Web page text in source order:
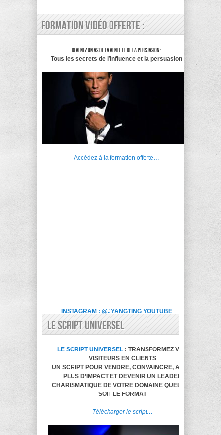
Formation vidéo offerte :
Devenez un as de la vente et de la persuasion :
Tous les secrets de l’influence et la persuasion
Accédez à la formation offerte…
INSTAGRAM : @JYANGTING YOUTUBE
LE SCRIPT UNIVERSEL
LE SCRIPT UNIVERSEL : TRANSFORMEZ VOS
VISITEURS EN CLIENTS
UN SCRIPT POUR VENDRE, CONVAINCRE, AVOIR
PLUS D’IMPACT ET DEVENIR UN LEADER
CHARISMATIQUE DE VOTRE DOMAINE QUELQUE
SOIT LE FORMAT
Télécharger le script…